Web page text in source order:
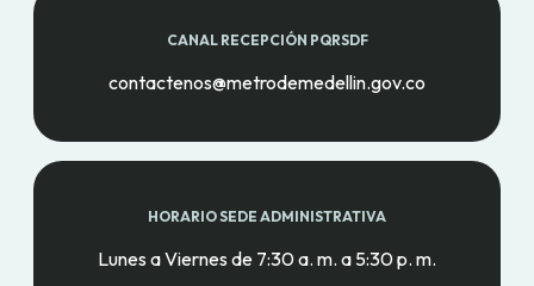
CANAL RECEPCIÓN PQRSDF
contactenos@metrodemedellin.gov.co
HORARIO SEDE ADMINISTRATIVA
Lunes a Viernes de 7:30 a. m. a 5:30 p. m.